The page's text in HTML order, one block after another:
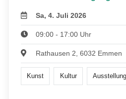
Sa, 4. Juli 2026
09:00 - 17:00 Uhr
Rathausen 2, 6032 Emmen
Kunst Kultur Ausstellung